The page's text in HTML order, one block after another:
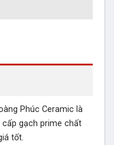
Phúc Ceramic là
cấp gạch prime chất
tốt.